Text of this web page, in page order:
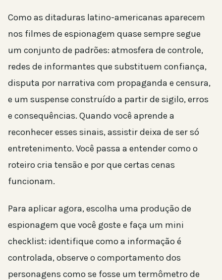
Como as ditaduras latino-americanas aparecem
nos filmes de espionagem quase sempre segue
um conjunto de padrões: atmosfera de controle,
redes de informantes que substituem confiança,
disputa por narrativa com propaganda e censura,
e um suspense construído a partir de sigilo, erros
e consequências. Quando você aprende a
reconhecer esses sinais, assistir deixa de ser só
entretenimento. Você passa a entender como o
roteiro cria tensão e por que certas cenas
funcionam.
Para aplicar agora, escolha uma produção de
espionagem que você goste e faça um mini
checklist: identifique como a informação é
controlada, observe o comportamento dos
personagens como se fosse um termômetro de